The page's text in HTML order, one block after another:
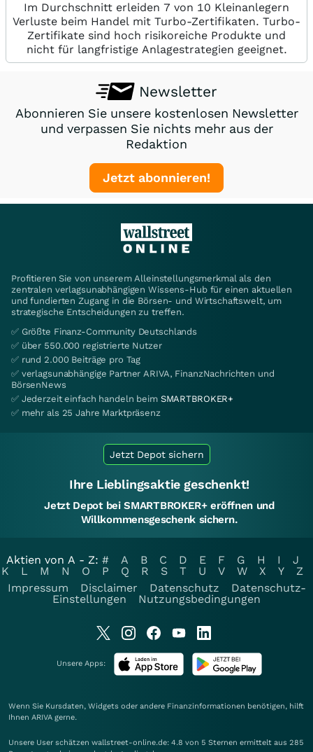
Im Durchschnitt erleiden 7 von 10 Kleinanlegern
Verluste beim Handel mit Turbo-Zertifikaten. Turbo-
Zertifikate sind hoch risikoreiche Produkte und
nicht für langfristige Anlagestrategien geeignet.
Newsletter
Abonnieren Sie unsere kostenlosen Newsletter
und verpassen Sie nichts mehr aus der
Redaktion
Jetzt abonnieren!
Profitieren Sie von unserem Alleinstellungsmerkmal als den
zentralen verlagsunabhängigen Wissens-Hub für einen aktuellen
und fundierten Zugang in die Börsen- und Wirtschaftswelt, um
strategische Entscheidungen zu treffen.
✅ Größte Finanz-Community Deutschlands
✅ über 550.000 registrierte Nutzer
✅ rund 2.000 Beiträge pro Tag
✅ verlagsunabhängige Partner ARIVA, FinanzNachrichten und
BörsenNews
✅ Jederzeit einfach handeln beim SMARTBROKER+
✅ mehr als 25 Jahre Marktpräsenz
Jetzt Depot sichern
Ihre Lieblingsaktie geschenkt!
Jetzt Depot bei SMARTBROKER+ eröffnen und
Willkommensgeschenk sichern.
Aktien von A - Z: # A B C D E F G H I
J
K
L M N O P Q R S T U V W X Y
Z
Impressum
Disclaimer Datenschutz
Datenschutz-
Einstellungen
Nutzungsbedingungen
Unsere Apps:
Wenn Sie Kursdaten, Widgets oder andere Finanzinformationen benötigen, hilft
Ihnen ARIVA gerne.
Unsere User schätzen wallstreet-online.de: 4.8 von 5 Sternen ermittelt aus 285